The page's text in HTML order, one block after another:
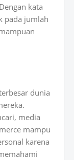
kata
pada jumlah
dunia
media
mampu
karena